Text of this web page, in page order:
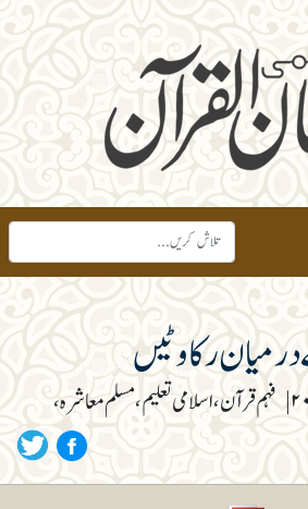
رکاوٹیں
| فہم قرآن، اسلامی تعلیم، مسلم معاشرہ،